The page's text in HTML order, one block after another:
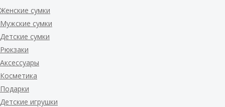
Женские сумки
Мужские сумки
Детские сумки
Рюкзаки
Аксессуары
Косметика
Подарки
Детские игрушки